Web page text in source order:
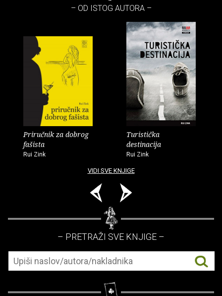
– OD ISTOG AUTORA –
Priručnik za dobrog
fašista
Rui Zink
Turistička
destinacija
Rui Zink
VIDI SVE KNJIGE
– PRETRAŽI SVE KNJIGE –